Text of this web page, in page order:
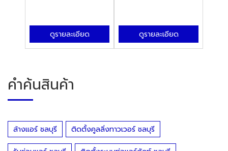
ดูรายละเอียด ดูรายละเอียด
คำค้นสินค้า
ล้างแอร์ ชลบุรี ติดตั้งคูลลิ่งทาวเวอร์ ชลบุรี